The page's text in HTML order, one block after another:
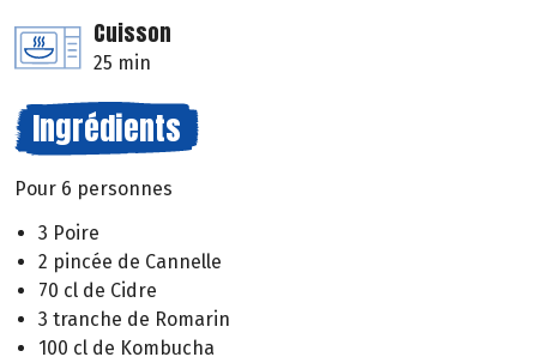
Cuisson
25 min
Ingrédients
Pour 6 personnes
3 Poire
2 pincée de Cannelle
70 cl de Cidre
3 tranche de Romarin
100 cl de Kombucha